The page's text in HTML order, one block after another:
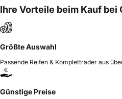
Ihre Vorteile beim Kauf bei
Größte Auswahl
Passende Reifen & Kompletträder aus
Günstige Preise